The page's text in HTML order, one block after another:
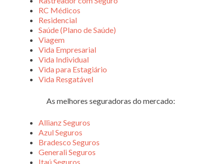
RC Médicos
Residencial
Saúde (Plano de Saúde)
Viagem
Vida Empresarial
Vida Individual
Vida para Estagiário
Vida Resgatável
As melhores seguradoras do mercado:
Allianz Seguros
Azul Seguros
Bradesco Seguros
Generali Seguros
Itaú Seguros